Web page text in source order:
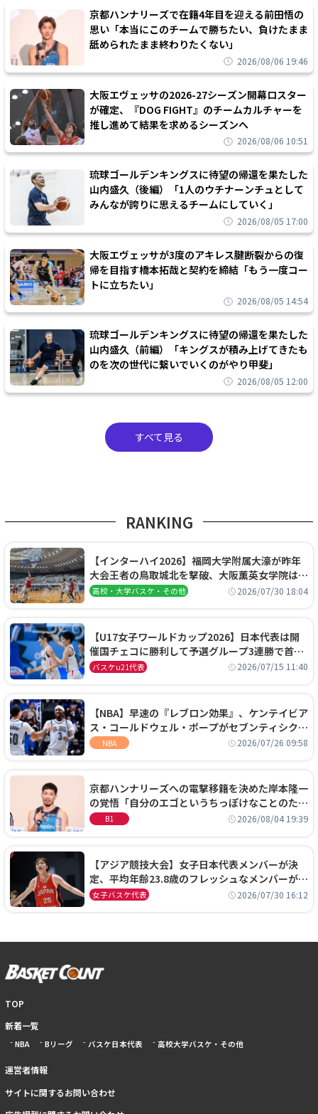
京都ハンナリーズで在籍4年目を迎える前田悟の
思い「本当にこのチームで勝ちたい、負けたまま
舐められたまま終わりたくない」
2026/08/06 19:46
大阪エヴェッサの2026-27シーズン開幕ロスター
が確定、『DOG FIGHT』のチームカルチャーを
推し進めて結果を求めるシーズンへ
2026/08/06 10:51
琉球ゴールデンキングスに待望の帰還を果たした
山内盛久（後編）「1人のウチナーンチュとして
みんなが誇りに思えるチームにしていく」
2026/08/05 17:00
大阪エヴェッサが3度のアキレス腱断裂からの復
帰を目指す橋本拓哉と契約を締結「もう一度コー
トに立ちたい」
2026/08/05 14:54
琉球ゴールデンキングスに待望の帰還を果たした
山内盛久（前編）「キングスが積み上げてきたも
のを次の世代に繋いでいくのがやり甲斐」
2026/08/05 12:00
すべて見る
RANKING
【インターハイ2026】福岡大学附属大濠が昨年
大会王者の鳥取城北を撃破、大阪薫英女学院は岐
阜女子に完勝、大会3日目試合結果
高校・大学バスケ・その他 2026/07/30 18:04
【U17女子ワールドカップ2026】日本代表は開
催国チェコに勝利して予選グループ3連勝で首位
通過！準々決勝の相手はエジプトに決定
バスケu21代表 2026/07/15 11:40
【NBA】早速の『レブロン効果』、ケンテイビア
ス・コールドウェル・ポープがセブンティシクサ
ーズに1年契約で加入
NBA 2026/07/26 09:58
京都ハンナリーズへの電撃移籍を決めた岸本隆一
の覚悟「自分のエゴというちっぽけなことのため
に、京都に来たわけではない」
B1 2026/08/04 19:39
【アジア競技大会】女子日本代表メンバーが決
定、平均年齢23.8歳のフレッシュなメンバーが日
本開催の大舞台で頂点を狙う
女子バスケ代表 2026/07/30 16:12
TOP
新着一覧
NBA Bリーグ バスケ日本代表 高校大学バスケ・その他
運営者情報
サイトに関するお問い合わせ